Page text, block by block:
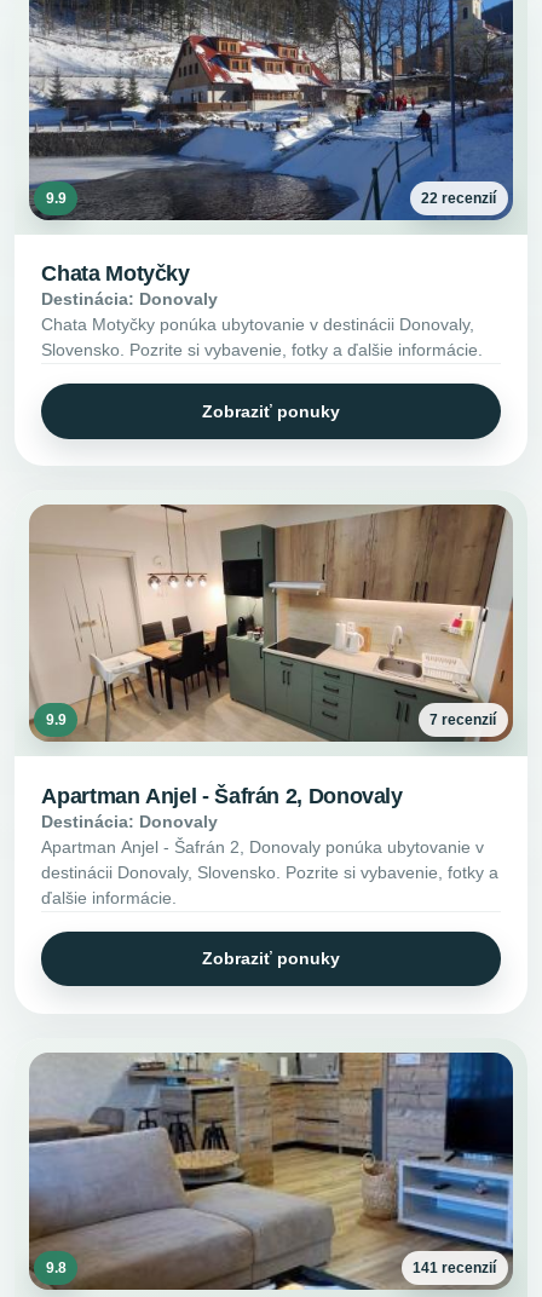
9.9 22 recenzií
Chata Motyčky
Destinácia: Donovaly
Chata Motyčky ponúka ubytovanie v destinácii Donovaly,
Slovensko. Pozrite si vybavenie, fotky a ďalšie informácie.
Zobraziť ponuky
9.9 7 recenzií
Apartman Anjel - Šafrán 2, Donovaly
Destinácia: Donovaly
Apartman Anjel - Šafrán 2, Donovaly ponúka ubytovanie v
destinácii Donovaly, Slovensko. Pozrite si vybavenie, fotky a
ďalšie informácie.
Zobraziť ponuky
9.8 141 recenzií